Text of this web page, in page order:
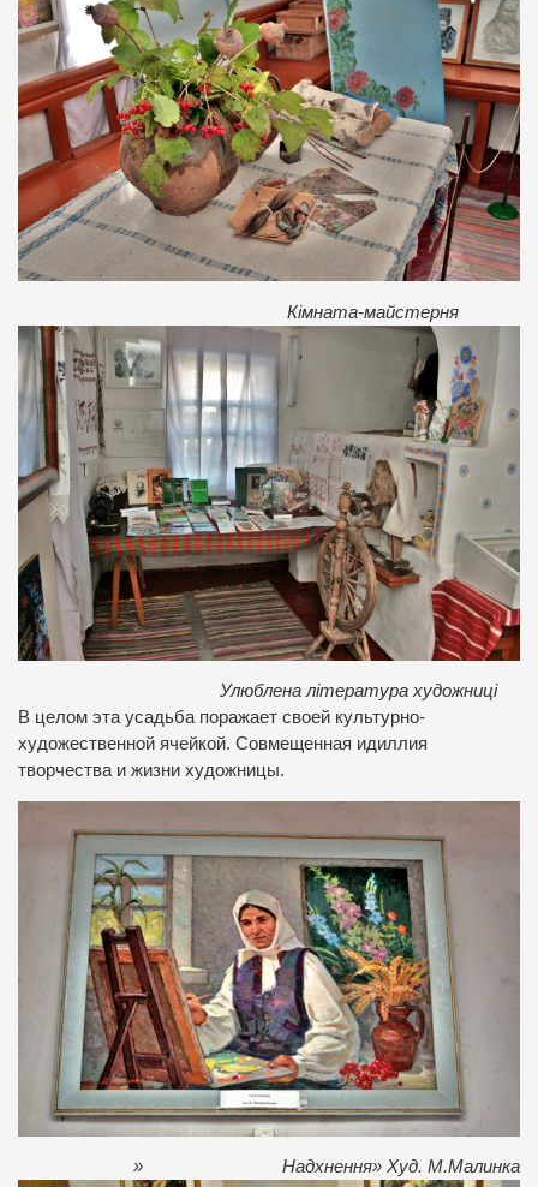
Кімната-майстерня
Улюблена література художниці
В целом эта усадьба поражает своей культурно-
художественной ячейкой. Совмещенная идиллия
творчества и жизни художницы.
» Надхнення» Худ. М.Малинка